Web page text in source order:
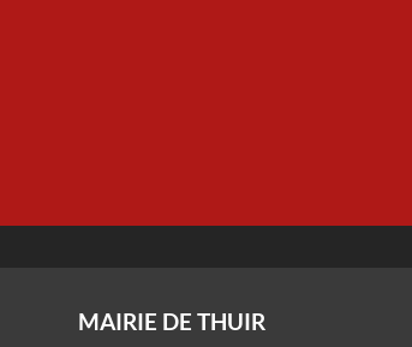
MAIRIE DE THUIR